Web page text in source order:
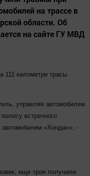
на трассе в
области. Об
на сайте ГУ МВД
111 километре трасы
управляя автомобилем
встречного
автомобилем «Хонда»», -
еще трое получили